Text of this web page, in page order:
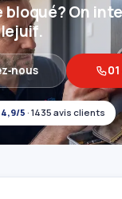
4,9/5 · 1435 avis clients
bloqué? On